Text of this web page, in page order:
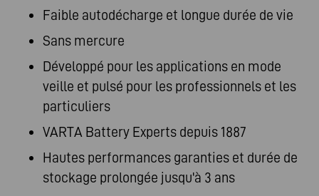
Faible autodécharge et longue durée de vie
Sans mercure
Développé pour les applications en mode
veille et pulsé pour les professionnels et les
particuliers
VARTA Battery Experts depuis 1887
Hautes performances garanties et durée de
stockage prolongée jusqu'à 3 ans